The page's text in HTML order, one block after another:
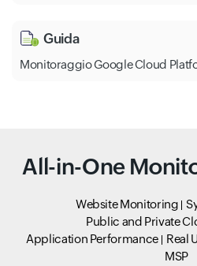
Guida
Monitoraggio Google Cloud
All-in-One
Website Monitoring
Public and Private
Application Performance
Real
MSP